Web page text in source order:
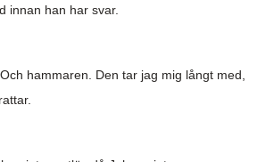
innan han har svar.
hammaren. Den tar jag mig långt med,